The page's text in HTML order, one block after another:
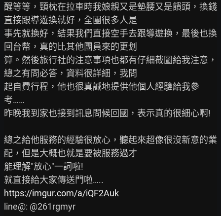
醒等等，頸枕在拉車時我娘親又是墊腰又是饋頭，換錢
直接跟導遊換就好，全團很多人是
事先就換好，結果我們直接空手去跟導遊換，最後也換
回台幣，真的比其他團員來的更划
算。然後旅行社的注意事項也都有仔細截圖給我注意，
總之有問必答，資料很詳細，我問
起自費行程，他也很真誠地提供他個人經驗給我參
考……
昨晚我到家也接到訊息問候回國，表示真的很細心啊!
總之給他服務的經驗很放心，聽起來超像很沒新意的業
配，但是大概也就是要被服務過才
能理解"放心"一詞啦!
https://imgur.com/a/iQF2Auk
line@: @261rgmyr